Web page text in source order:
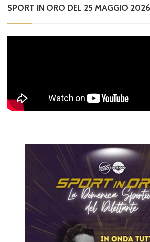
SPORT IN ORO DEL 25 MAGGIO 2026